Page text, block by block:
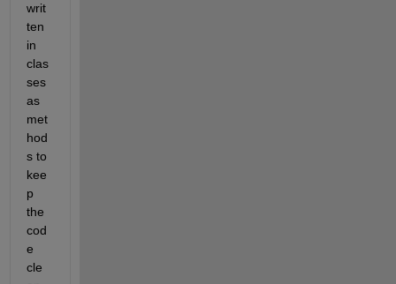
writ
ten
in
clas
ses
as
met
hod
s to
kee
p
the
cod
e
cle